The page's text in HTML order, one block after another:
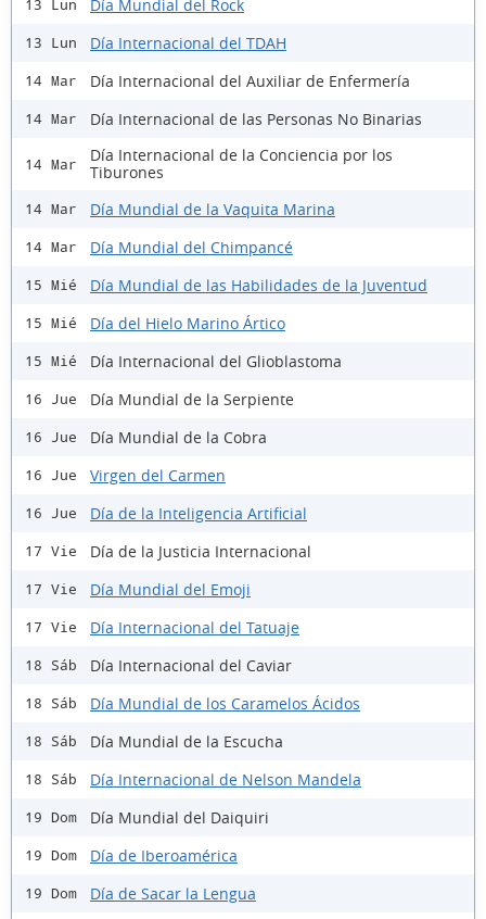
13 Lun Día Mundial del Rock
13 Lun Día Internacional del TDAH
14 Mar Día Internacional del Auxiliar de Enfermería
14 Mar Día Internacional de las Personas No Binarias
14 Mar
Día Internacional de la Conciencia por los
Tiburones
14 Mar Día Mundial de la Vaquita Marina
14 Mar Día Mundial del Chimpancé
15 Mié Día Mundial de las Habilidades de la Juventud
15 Mié Día del Hielo Marino Ártico
15 Mié Día Internacional del Glioblastoma
16 Jue Día Mundial de la Serpiente
16 Jue Día Mundial de la Cobra
16 Jue Virgen del Carmen
16 Jue Día de la Inteligencia Artificial
17 Vie Día de la Justicia Internacional
17 Vie Día Mundial del Emoji
17 Vie Día Internacional del Tatuaje
18 Sáb Día Internacional del Caviar
18 Sáb Día Mundial de los Caramelos Ácidos
18 Sáb Día Mundial de la Escucha
18 Sáb Día Internacional de Nelson Mandela
19 Dom Día Mundial del Daiquiri
19 Dom Día de Iberoamérica
19 Dom Día de Sacar la Lengua